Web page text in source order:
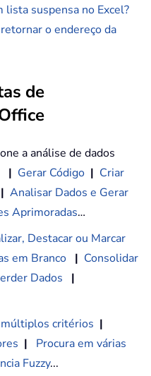
lista suspensa no Excel?
o endereço da
de
a análise de dados
| Gerar Código | Criar
| Analisar Dados e Gerar
Aprimoradas…
Destacar ou Marcar
em Branco | Consolidar
Dados
|
critérios |
|
Procura em várias
Fuzzy...